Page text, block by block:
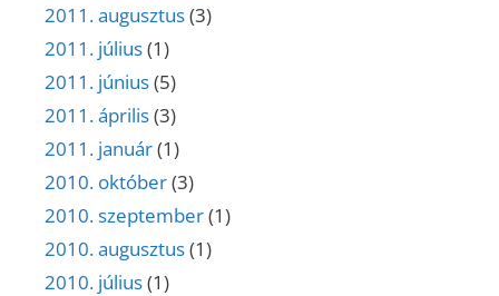
2011. augusztus(3)
2011. július(1)
2011. június(5)
2011. április(3)
2011. január(1)
2010. október(3)
2010. szeptember(1)
2010. augusztus(1)
2010. július(1)